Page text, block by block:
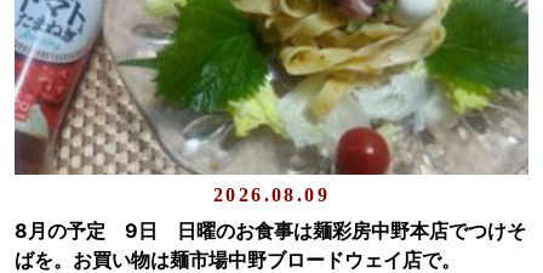
2026.08.09
8月の予定 9日 日曜のお食事は麺彩房中野本店でつけそ
ばを。お買い物は麺市場中野ブロードウェイ店で。